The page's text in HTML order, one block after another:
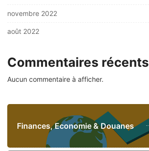
novembre 2022
août 2022
Commentaires récents
Aucun commentaire à afficher.
Finances, Economie & Douanes